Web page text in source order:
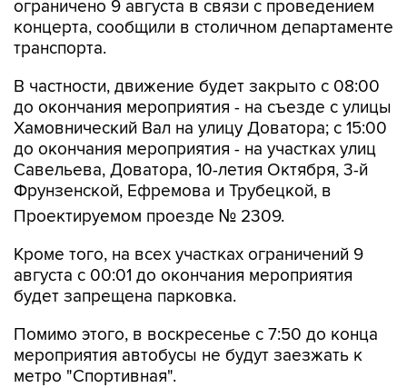
ограничено 9 августа в связи с проведением
концерта, сообщили в столичном департаменте
транспорта.
В частности, движение будет закрыто с 08:00
до окончания мероприятия - на съезде с улицы
Хамовнический Вал на улицу Доватора; с 15:00
до окончания мероприятия - на участках улиц
Савельева, Доватора, 10-летия Октября, 3-й
Фрунзенской, Ефремова и Трубецкой, в
Проектируемом проезде № 2309.
Кроме того, на всех участках ограничений 9
августа с 00:01 до окончания мероприятия
будет запрещена парковка.
Помимо этого, в воскресенье с 7:50 до конца
мероприятия автобусы не будут заезжать к
метро "Спортивная".